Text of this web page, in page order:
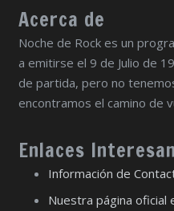
Acerca de
Noche de Rock es un
a emitirse el 9 de Julio de
de partida, pero no
encontramos el camino de
Enlaces
Información de
Nuestra página oficial